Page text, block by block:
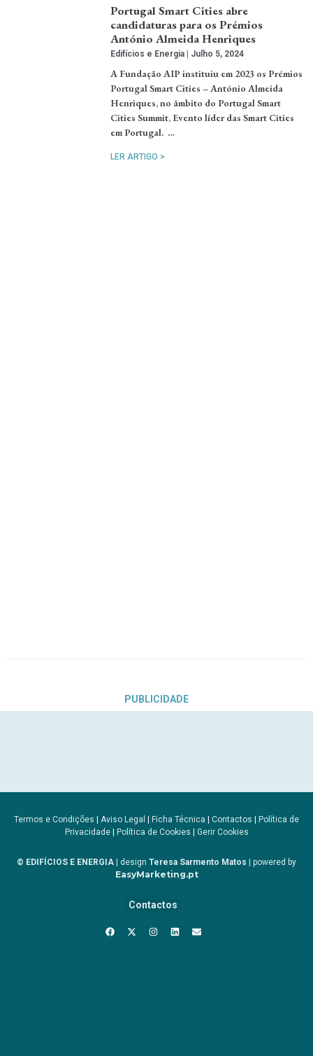
Portugal Smart Cities abre
candidaturas para os Prémios
António Almeida Henriques
Edifícios e Energia Julho 5, 2024
A Fundação AIP instituiu em 2023 os Prémios
Portugal Smart Cities – António Almeida
Henriques, no âmbito do Portugal Smart
Cities Summit, Evento líder das Smart Cities
em Portugal. …
LER ARTIGO >
PUBLICIDADE
Termos e Condições Aviso Legal Ficha Técnica Contactos
Política de
Privacidade| Política de Cookies Gerir Cookies
© EDIFÍCIOS E ENERGIA | design Teresa Sarmento Matos | powered by
EasyMarketing.pt
Contactos